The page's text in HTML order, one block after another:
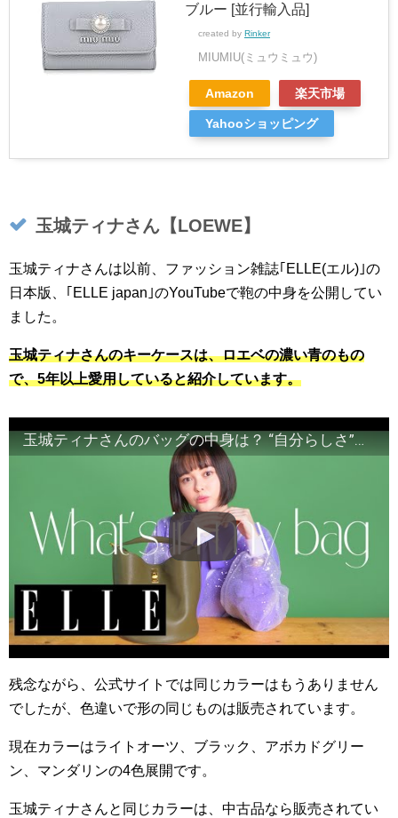
ブルー [並行輸入品]
created by Rinker
MIUMIU(ミュウミュウ)
Amazon 楽天市場
Yahooショッピング
玉城ティナさん【LOEWE】
玉城ティナさんは以前、ファッション雑誌｢ELLE(エル)｣の
日本版、｢ELLE japan｣のYouTubeで鞄の中身を公開してい
ました。
玉城ティナさんのキーケースは、ロエベの濃い青のもの
で、5年以上愛用していると紹介しています。
玉城ティナさんのバッグの中身は？ “自分らしさ”を大切にした持ち物やエピソードを披露｜what's in my bag｜ ELLE Japan
残念ながら、公式サイトでは同じカラーはもうありません
でしたが、色違いで形の同じものは販売されています。
現在カラーはライトオーツ、ブラック、アボカドグリー
ン、マンダリンの4色展開です。
玉城ティナさんと同じカラーは、中古品なら販売されてい